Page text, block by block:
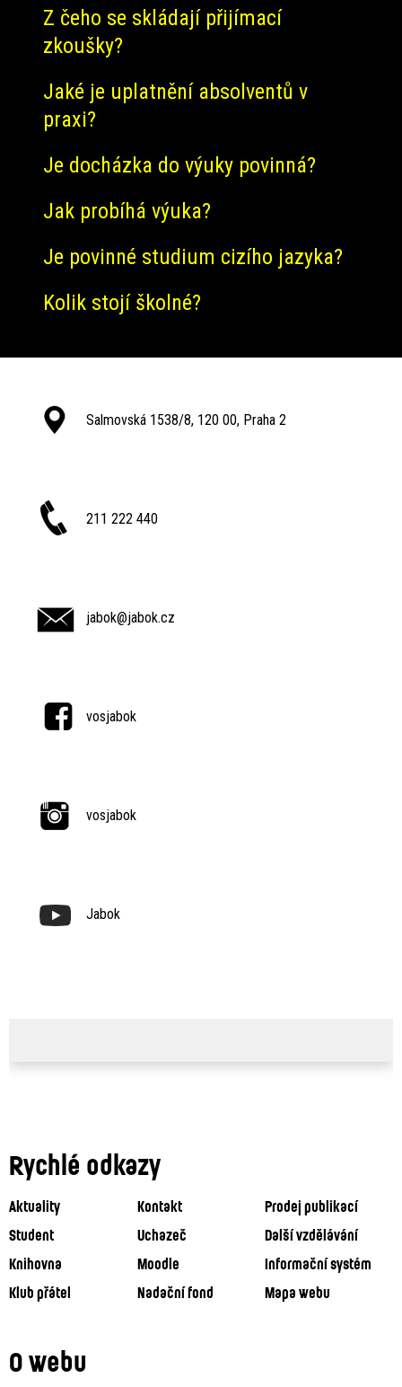
Z čeho se skládají přijímací
zkoušky?
Jaké je uplatnění absolventů v
praxi?
Je docházka do výuky povinná?
Jak probíhá výuka?
Je povinné studium cizího jazyka?
Kolik stojí školné?
Salmovská 1538/8, 120 00, Praha 2
211 222 440
jabok@jabok.cz
vosjabok
vosjabok
Jabok
Rychlé odkazy
Aktuality Kontakt
Prodej publikací
Student
Uchazeč
Další vzdělávání
Knihovna
Moodle
Informační systém
Klub přátel
Nadační fond Mapa webu
O webu